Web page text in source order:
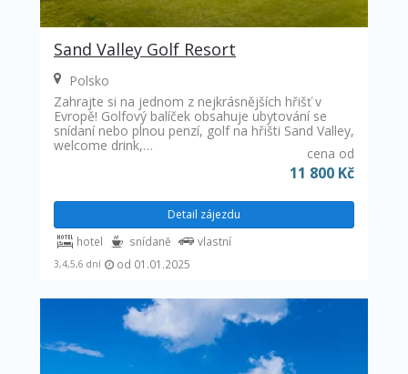
Sand Valley Golf Resort
Polsko
Zahrajte si na jednom z nejkrásnějších hřišť v
Evropě! Golfový balíček obsahuje ubytování se
snídaní nebo plnou penzí, golf na hřišti Sand Valley,
welcome drink,…
cena od
11 800 Kč
Detail zájezdu
hotel snídaně
vlastní
od 01.01.2025
3,4,5,6 dní